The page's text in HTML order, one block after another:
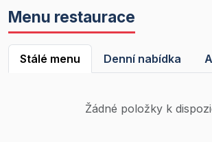
Menu restaurace
Stálé menu Denní nabídka
Žádné položky k